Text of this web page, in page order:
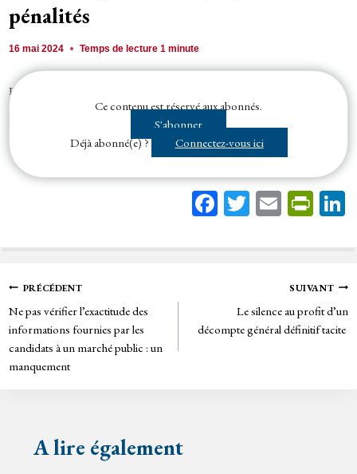
pénalités
16 mai 2024 Temps de lecture1 minute
Puisque les pénalités ont un fondement contractuel, dès lors qu’aucune
stipulation contractuelle du marché public ne prévoit la faculté pour
Ce contenu est réservé aux abonnés.
S'abonner
Déjà abonné(e) ?
Connectez-vous ici
Fa
bo
T
tt
E
ail
Pr
tF
rie
n
dl
Navigation
de
l’article
PRÉCÉDENT
Ne pas vérifier l’exactitude des
informations fournies par les
candidats à un marché public : un
manquement
SUIVANT
Le silence au profit d’un
décompte général définitif tacite
A lire également